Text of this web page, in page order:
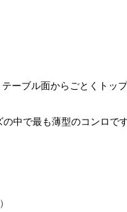
ーブル面からごとくトッ
中で最も薄型のコンロで